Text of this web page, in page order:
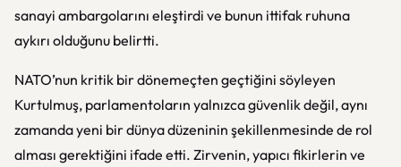
sanayi ambargolarını eleştirdi ve bunun ittifak ruhuna
aykırı olduğunu belirtti.
NATO’nun kritik bir dönemeçten geçtiğini söyleyen
Kurtulmuş, parlamentoların yalnızca güvenlik değil, aynı
zamanda yeni bir dünya düzeninin şekillenmesinde de rol
alması gerektiğini ifade etti. Zirvenin, yapıcı fikirlerin ve